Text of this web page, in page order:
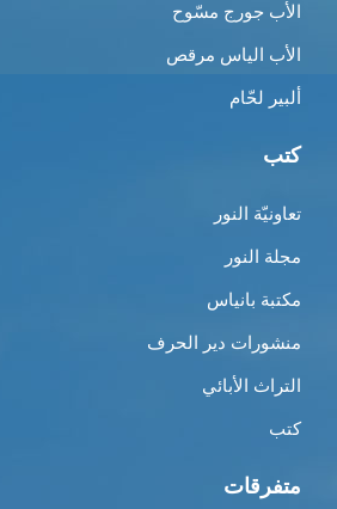
الأب جورج مسّوح
الأب الياس مرقص
ألبير لحّام
كتب
تعاونيّة النور
مجلة النور
مكتبة بانياس
منشورات دير الحرف
التراث الأبائي
كتب
متفرقات